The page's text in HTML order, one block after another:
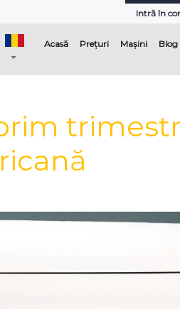
Intră în
Acasă(current)
Prețuri Mașini Blog